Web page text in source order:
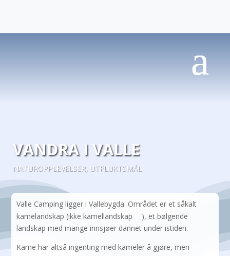
VANDRA I VALLE
NATUROPPLEVELSER, UTFLUKTSMÅL
Valle Camping ligger i Vallebygda. Området er et såkalt
kamelandskap (ikke kamellandskap
), et bølgende
landskap med mange innsjøer dannet under istiden.
Kame har altså ingenting med kameler å gjøre, men